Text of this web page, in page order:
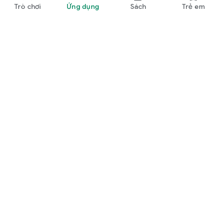
Trò chơi Ứng dụng Sách Trẻ em